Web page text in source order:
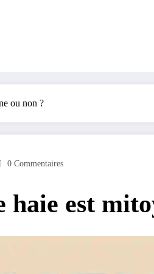
ou non ?
0 Commentaires
est